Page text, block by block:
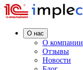
О нас
О компании
Отзывы
Новости